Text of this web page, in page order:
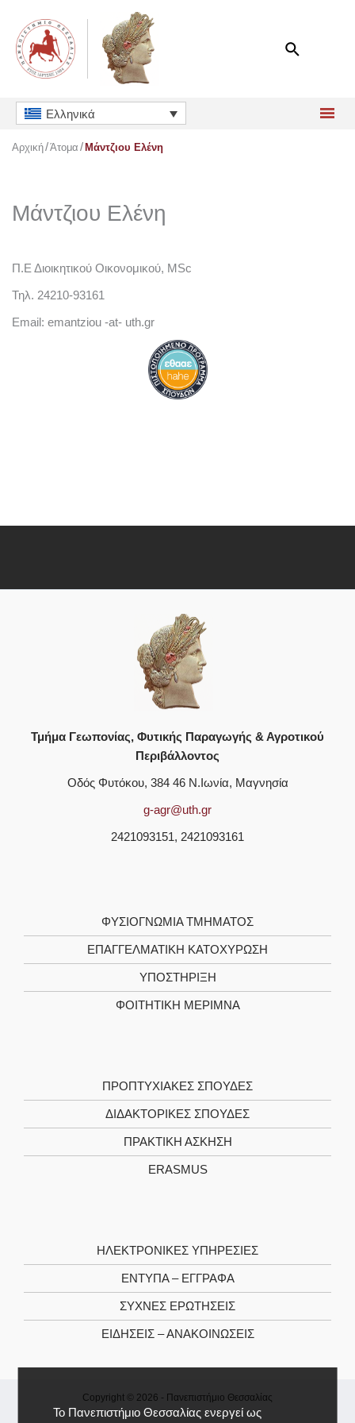
περιεχόμενο
Το Πανεπιστήμιο Θεσσαλίας ενεργεί ως
Ελληνικά
Αρχική Άτομα Μάντζιου Ελένη
Μάντζιου Ελένη
Π.Ε Διοικητικού Οικονομικού, MSc
Τηλ. 24210-93161
Email: emantziou -at- uth.gr
Τμήμα Γεωπονίας, Φυτικής Παραγωγής & Αγροτικού
Περιβάλλοντος
Οδός Φυτόκου, 384 46 Ν.Ιωνία, Μαγνησία
g-agr@uth.gr
2421093151, 2421093161
ΦΥΣΙΟΓΝΩΜΙΑ ΤΜΗΜΑΤΟΣ
ΕΠΑΓΓΕΛΜΑΤΙΚΗ ΚΑΤΟΧΥΡΩΣΗ
ΥΠΟΣΤΗΡΙΞΗ
ΦΟΙΤΗΤΙΚΗ ΜΕΡΙΜΝΑ
ΠΡΟΠΤΥΧΙΑΚΕΣ ΣΠΟΥΔΕΣ
ΔΙΔΑΚΤΟΡΙΚΕΣ ΣΠΟΥΔΕΣ
ΠΡΑΚΤΙΚΗ ΑΣΚΗΣΗ
ERASMUS
ΗΛΕΚΤΡΟΝΙΚΕΣ ΥΠΗΡΕΣΙΕΣ
ΕΝΤΥΠΑ – ΕΓΓΡΑΦΑ
ΣΥΧΝΕΣ ΕΡΩΤΗΣΕΙΣ
ΕΙΔΗΣΕΙΣ – ΑΝΑΚΟΙΝΩΣΕΙΣ
Copyright © 2026 - Πανεπιστήμιο Θεσσαλίας